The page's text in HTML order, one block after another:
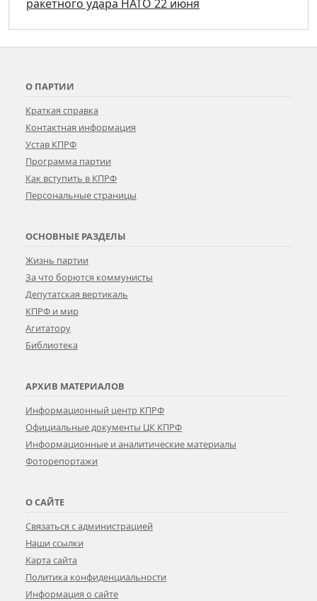
ракетного удара НАТО 22 июня
О ПАРТИИ
Краткая справка
Контактная информация
Устав КПРФ
Программа партии
Как вступить в КПРФ
Персональные страницы
ОСНОВНЫЕ РАЗДЕЛЫ
Жизнь партии
За что борются коммунисты
Депутатская вертикаль
КПРФ и мир
Агитатору
Библиотека
АРХИВ МАТЕРИАЛОВ
Информационный центр КПРФ
Официальные документы ЦК КПРФ
Информационные и аналитические материалы
Фоторепортажи
О САЙТЕ
Связаться с администрацией
Наши ссылки
Карта сайта
Политика конфиденциальности
Информация о сайте